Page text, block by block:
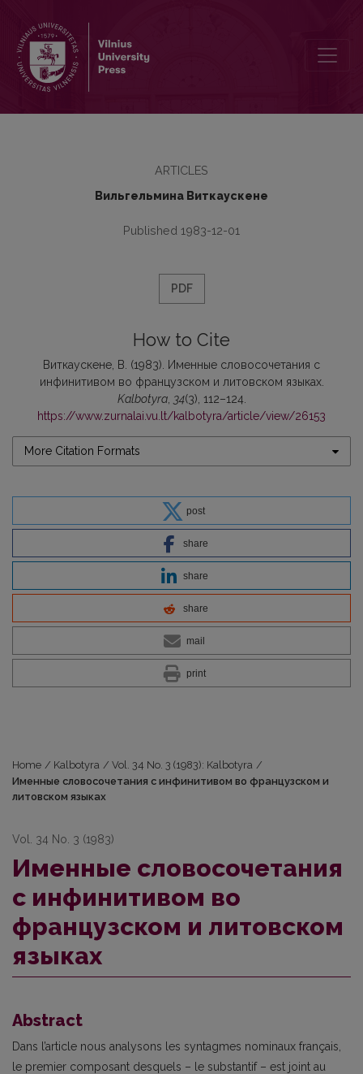
ARTICLES
Вильгельмина Виткаускене
Published 1983-12-01
PDF
How to Cite
Виткаускене, В. (1983). Именные словосочетания с
инфинитивом во французском и литовском языках.
Kalbotyra, 34(3), 112–124.
https://www.zurnalai.vu.lt/kalbotyra/article/view/26153
More Citation Formats
post
share
share
share
mail
print
Home / Kalbotyra / Vol. 34 No. 3 (1983): Kalbotyra /
Именные словосочетания с инфинитивом во французском и
литовском языках
Vol. 34 No. 3 (1983)
Именные словосочетания
с инфинитивом во
французском и литовском
языках
Abstract
Dans l’article nous analysons les syntagmes nominaux français,
le premier composant desquels – le substantif – est joint au